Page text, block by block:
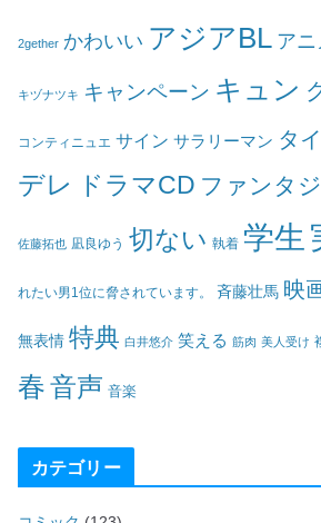
2gether かわいい アジアBL アニ
キヅナツキ キャンペーン キュン
コンティニュエ サイン サラリーマン タ
デレ ドラマCD ファンタ
佐藤拓也 凪良ゆう 切ない 執着 学生
れたい男1位に脅されています。 斉藤壮馬 映
無表情 特典 白井悠介 笑える 筋肉 美人受け
春音声 音楽
カテゴリー